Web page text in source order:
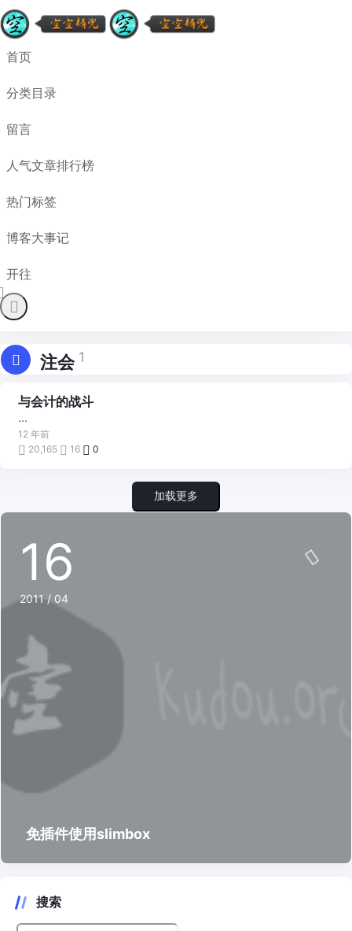
首页
分类目录
留言
人气文章排行榜
热门标签
博客大事记
开往
注会1
啰
吧
嗦
与会计的战斗
...
12 年前
20,165
16 0
加载更多
免插件使用slimbox
16
2011 / 04
搜索